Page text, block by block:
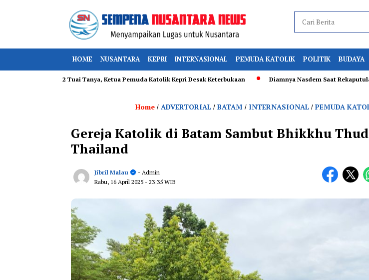
HOME NUSANTARA KEPRI INTERNASIONAL PEMUDA KATOLIK POLITIK BUDAYA
TSP 012 Tuai Tanya, Ketua Pemuda Katolik Kepri Desak Keterbukaan Diamnya Nasdem Saat Rekaputulasi
Home/ ADVERTORIAL/ BATAM/ INTERNASIONAL/ PEMUDA
Gereja Katolik di Batam Sambut Bhikkhu
Thailand
Jibril Malau
- Admin
Rabu, 16 April 2025 - 23:35 WIB